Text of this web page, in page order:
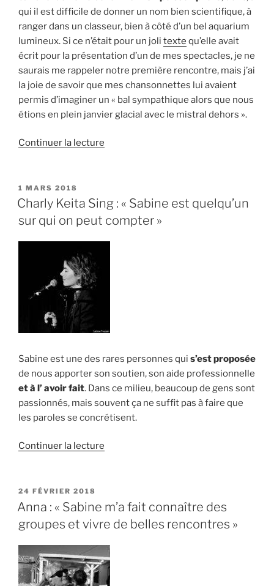
qui il est difficile de donner un nom bien scientifique, à
ranger dans un classeur, bien à côté d’un bel aquarium
lumineux. Si ce n’était pour un joli texte qu’elle avait
écrit pour la présentation d’un de mes spectacles, je ne
saurais me rappeler notre première rencontre, mais j’ai
la joie de savoir que mes chansonnettes lui avaient
permis d’imaginer un « bal sympathique alors que nous
étions en plein janvier glacial avec le mistral dehors ».
Continuer la lecture
« Sabine
est
poisson
PUBLIÉ
LE
1 MARS 2018
Charly Keita Sing : « Sabine est quelqu’un
sur qui on peut compter »
Sabine est une des rares personnes qui s’est proposée
de nous apporter son soutien, son aide professionnelle
et à l’ avoir fait. Dans ce milieu, beaucoup de gens sont
passionnés, mais souvent ça ne suffit pas à faire que
les paroles se concrétisent.
Continuer la lecture
:
« Sabine
quelqu’un
sur
qui
PUBLIÉ
LE
24 FÉVRIER 2018
Anna : « Sabine m’a fait connaître des
groupes et vivre de belles rencontres »